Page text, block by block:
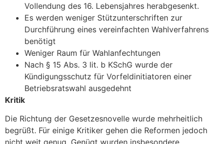
Vollendung des 16. Lebensjahres herabgesenkt.
Es werden weniger Stützunterschriften zur
Durchführung eines vereinfachten Wahlverfahrens
benötigt
Weniger Raum für Wahlanfechtungen
Nach § 15 Abs. 3 lit. b KSchG wurde der
Kündigungsschutz für Vorfeldinitiatoren einer
Betriebsratswahl ausgedehnt
Kritik
Die Richtung der Gesetzesnovelle wurde mehrheitlich
begrüßt. Für einige Kritiker gehen die Reformen jedoch